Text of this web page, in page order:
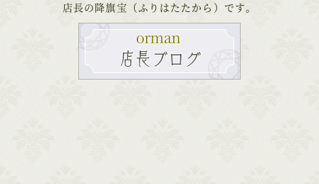
店長の降旗宝（ふりはたたから）です。